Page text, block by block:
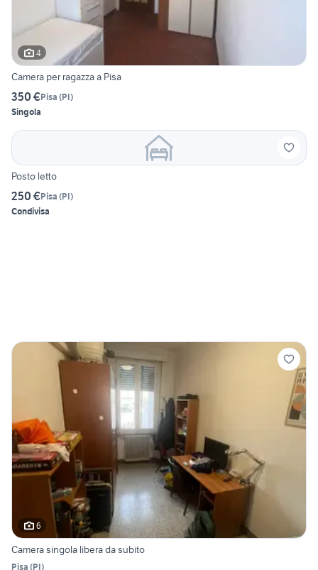
4
Camera per ragazza a Pisa
350 €Pisa (PI)
Singola
Posto letto
250 €Pisa (PI)
Condivisa
6
Camera singola libera da subito
Pisa (PI)